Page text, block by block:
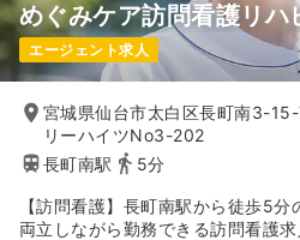
日勤のみ（契約社員）
給与 30.0〜33.4万円/月 賞与
※一例
時間 8:30～17:30 （休憩60分）
月給33万円以上可
めぐみケア訪問看護リハ
エージェント求人
宮城県仙台市太白区長町南3-
リーハイツNo3-202
長町南駅
5分
【訪問看護】長町南駅から徒歩5
両立しながら勤務できる訪問看護求